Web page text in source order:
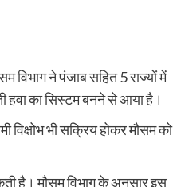
विभाग ने पंजाब सहित 5 राज्यों में
हवा का सिस्टम बनने से आया है।
विक्षोभ भी सक्रिय होकर मौसम को
है। मौसम विभाग के अनुसार इस